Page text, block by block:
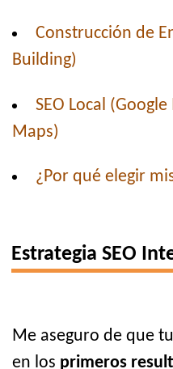
Construcción de
Building)
SEO Local
Maps)
¿Por qué elegir
Estrategia SEO
Me aseguro de que
en los primeros